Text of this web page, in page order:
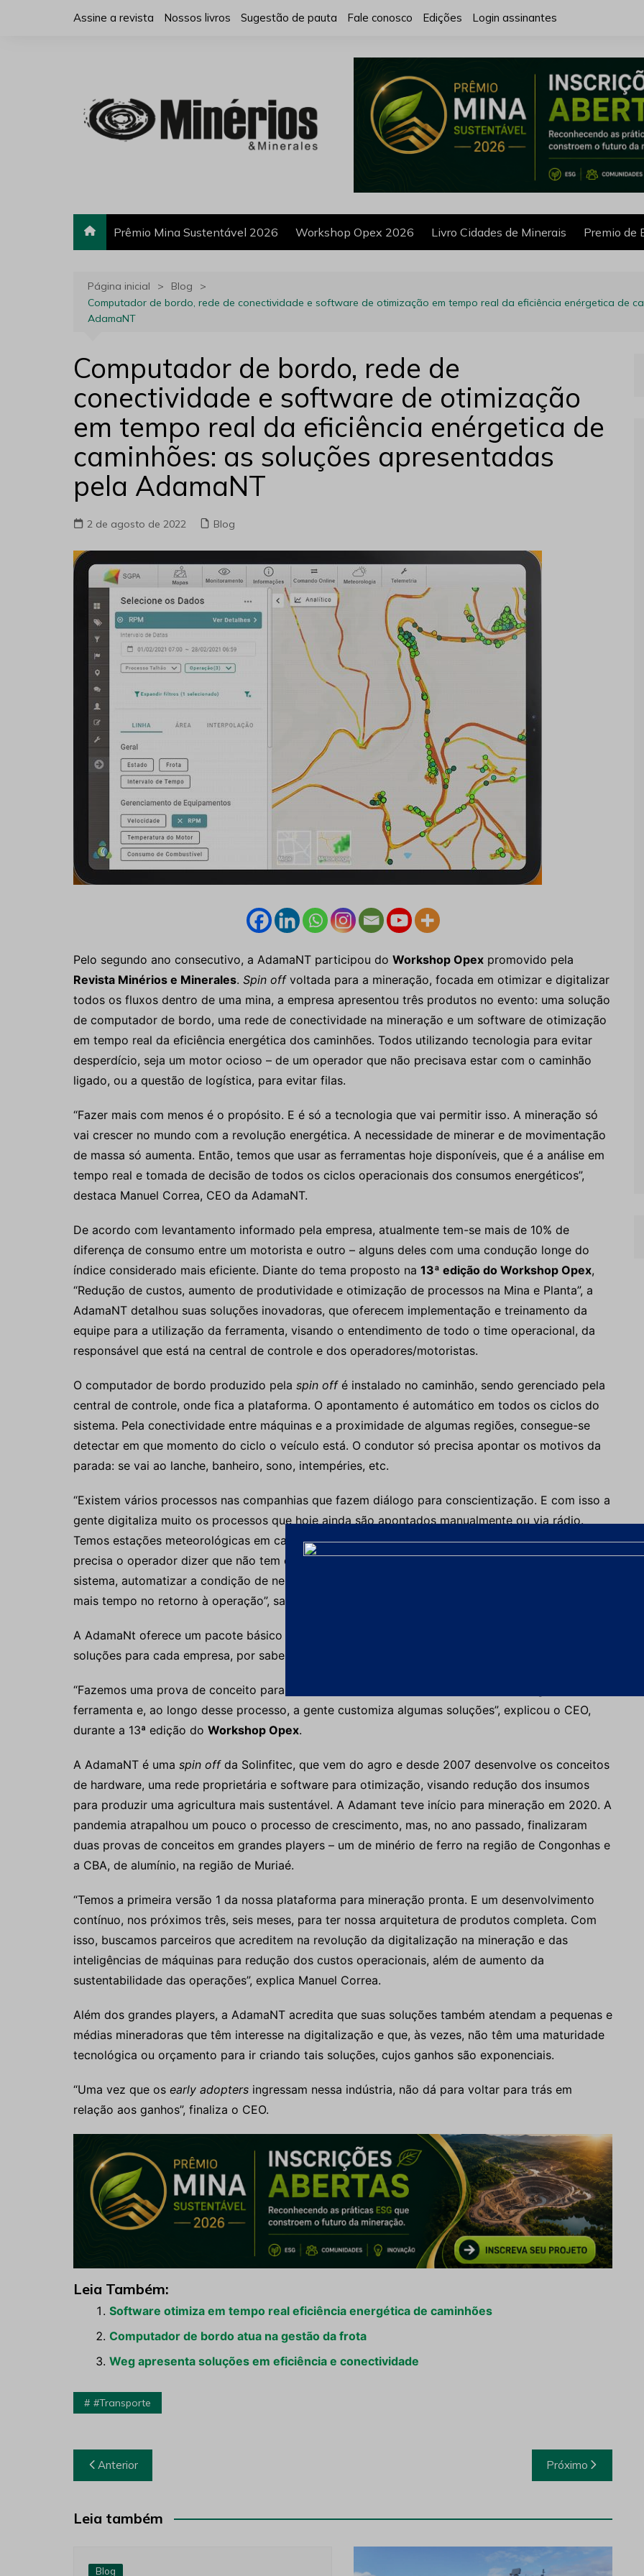
Assine a revista Nossos livros Sugestão de pauta Fale conosco Edições Login assinantes
Prêmio Mina Sustentável 2026 Workshop Opex 2026 Livro Cidades de Minerais Premio de
Página inicial
Blog
Computador de bordo, rede de conectividade e software de otimização em tempo real da eficiência enérgetica de
AdamaNT
Computador de bordo, rede de
conectividade e software de otimização
em tempo real da eficiência enérgetica de
caminhões: as soluções apresentadas
pela AdamaNT
2 de agosto de 2022 Blog
Pelo segundo ano consecutivo, a AdamaNT participou do Workshop Opex promovido pela
Revista Minérios e Minerales. Spin offvoltada para a mineração, focada em otimizar e digitalizar
todos os fluxos dentro de uma mina, a empresa apresentou três produtos no evento: uma solução
de computador de bordo, uma rede de conectividade na mineração e um software de otimização
em tempo real da eficiência energética dos caminhões. Todos utilizando tecnologia para evitar
desperdício, seja um motor ocioso – de um operador que não precisava estar com o caminhão
ligado, ou a questão de logística, para evitar filas.
“Fazer mais com menos é o propósito. E é só a tecnologia que vai permitir isso. A mineração só
vai crescer no mundo com a revolução energética. A necessidade de minerar e de movimentação
de massa só aumenta. Então, temos que usar as ferramentas hoje disponíveis, que é a análise em
tempo real e tomada de decisão de todos os ciclos operacionais dos consumos energéticos”,
destaca Manuel Correa, CEO da AdamaNT.
De acordo com levantamento informado pela empresa, atualmente tem-se mais de 10% de
diferença de consumo entre um motorista e outro – alguns deles com uma condução longe do
índice considerado mais eficiente. Diante do tema proposto na 13ª edição do Workshop Opex,
“Redução de custos, aumento de produtividade e otimização de processos na Mina e Planta”, a
AdamaNT detalhou suas soluções inovadoras, que oferecem implementação e treinamento da
equipe para a utilização da ferramenta, visando o entendimento de todo o time operacional, da
responsável que está na central de controle e dos operadores/motoristas.
O computador de bordo produzido pela spin offé instalado no caminhão, sendo gerenciado pela
central de controle, onde fica a plataforma. O apontamento é automático em todos os ciclos do
sistema. Pela conectividade entre máquinas e a proximidade de algumas regiões, consegue-se
detectar em que momento do ciclo o veículo está. O condutor só precisa apontar os motivos da
parada: se vai ao lanche, banheiro, sono, intempéries, etc.
“Existem vários processos nas companhias que fazem diálogo para conscientização. E com isso a
gente digitaliza muito os processos que hoje ainda são apontados manualmente ou via rádio.
Temos estações meteorológicas em campo que também automatização as condições, não
precisa o operador dizer que não tem condições. Pela detecção da neblina, já conseguimos, no
sistema, automatizar a condição de neblina. Com isso, você ganha mais segurança nas paradas e
mais tempo no retorno à operação”, salienta Manuel Correa.
A AdamaNt oferece um pacote básico e outro direcionado, com o propósito de customizar
soluções para cada empresa, por saber que cada fluxo, cada processo, tem suas particularidades.
“Fazemos uma prova de conceito para medir como era o consumo e os KPIs antes, liga a
ferramenta e, ao longo desse processo, a gente customiza algumas soluções”, explicou o CEO,
durante a 13ª edição do Workshop Opex.
A AdamaNT é uma spin offda Solinfitec, que vem do agro e desde 2007 desenvolve os conceitos
de hardware, uma rede proprietária e software para otimização, visando redução dos insumos
para produzir uma agricultura mais sustentável. A Adamant teve início para mineração em 2020. A
pandemia atrapalhou um pouco o processo de crescimento, mas, no ano passado, finalizaram
duas provas de conceitos em grandes players – um de minério de ferro na região de Congonhas e
a CBA, de alumínio, na região de Muriaé.
“Temos a primeira versão 1 da nossa plataforma para mineração pronta. E um desenvolvimento
contínuo, nos próximos três, seis meses, para ter nossa arquitetura de produtos completa. Com
isso, buscamos parceiros que acreditem na revolução da digitalização na mineração e das
inteligências de máquinas para redução dos custos operacionais, além de aumento da
sustentabilidade das operações”, explica Manuel Correa.
Além dos grandes players, a AdamaNT acredita que suas soluções também atendam a pequenas e
médias mineradoras que têm interesse na digitalização e que, às vezes, não têm uma maturidade
tecnológica ou orçamento para ir criando tais soluções, cujos ganhos são exponenciais.
“Uma vez que os early adopters ingressam nessa indústria, não dá para voltar para trás em
relação aos ganhos”, finaliza o CEO.
Leia Também:
Software otimiza em tempo real eficiência energética de caminhões
Computador de bordo atua na gestão da frota
Weg apresenta soluções em eficiência e conectividade
#transporte
Navegação
de
Post
Anterior Próximo
Leia também
Blog